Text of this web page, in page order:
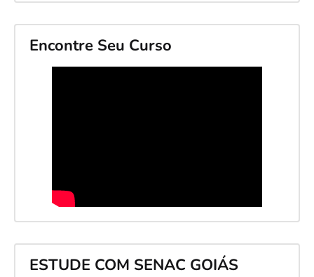
Encontre Seu Curso
ESTUDE COM SENAC GOIÁS